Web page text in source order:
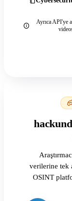
Ayrıca API'ye
verilerine tek
OSINT